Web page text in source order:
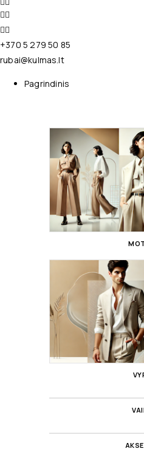
+370 5 279 50 85
rubai@kulmas.lt
Pagrindinis